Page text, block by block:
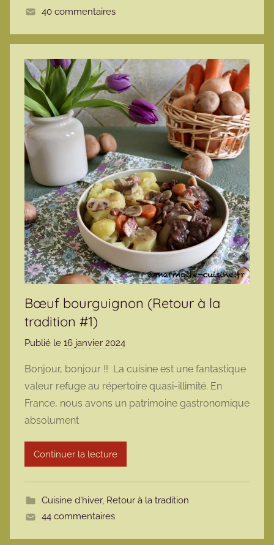
40 commentaires
Bœuf bourguignon (Retour à la
tradition #1)
Publié le 16 janvier 2024
r
m
a
t
e
Bonjour, bonjour !! La cuisine est une fantastique
valeur refuge au répertoire quasi-illimité. En
France, nous avons un patrimoine gastronomique
absolument
Continuer la lecture
Cuisine d'hiver, Retour à la tradition
44 commentaires